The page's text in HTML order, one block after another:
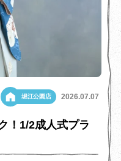
堀江公園店 2026.07.07
！1/2成人式プラ